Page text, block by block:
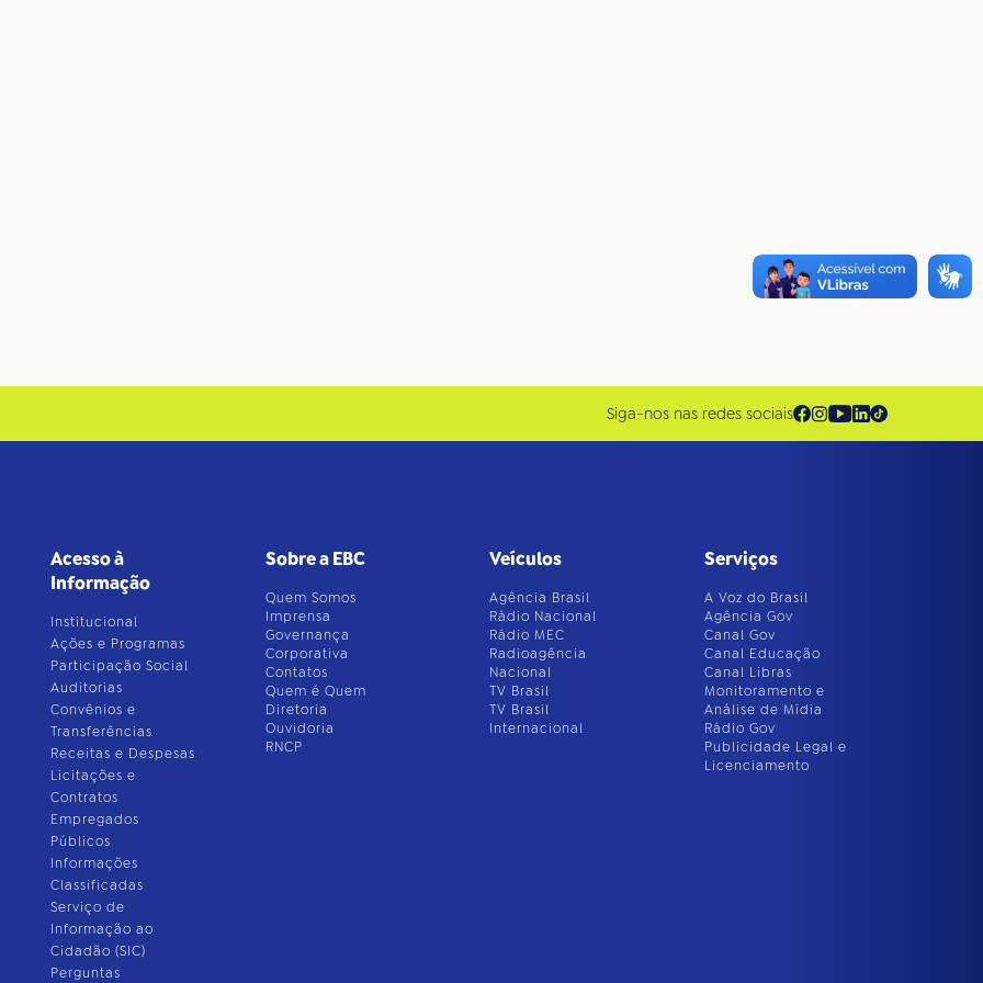
Siga-nos nas redes sociais
Acesso à
Informação
Institucional
Ações e Programas
Participação Social
Auditorias
Convênios e
Transferências
Receitas e Despesas
Licitações e
Contratos
Empregados
Públicos
Informações
Classificadas
Serviço de
Informação ao
Cidadão (SIC)
Perguntas
Sobre a EBC
Quem Somos
Imprensa
Governança
Corporativa
Contatos
Quem é Quem
Diretoria
Ouvidoria
RNCP
Veículos
Agência Brasil
Rádio Nacional
Rádio MEC
Radioagência
Nacional
TV Brasil
TV Brasil
Internacional
Serviços
A Voz do Brasil
Agência Gov
Canal Gov
Canal Educação
Canal Libras
Monitoramento e
Análise de Mídia
Rádio Gov
Publicidade Legal e
Licenciamento